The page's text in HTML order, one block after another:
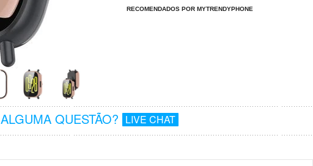
RECOMENDADOS POR MYTRENDYPHONE
ALGUMA QUESTÃO? LIVE CHAT